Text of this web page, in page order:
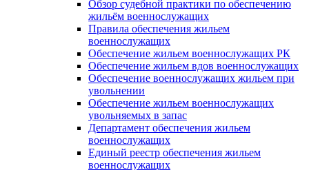
Обзор судебной практики по обеспечению
жильём военнослужащих
Правила обеспечения жильем
военнослужащих
Обеспечение жильем военнослужащих РК
Обеспечение жильем вдов военнослужащих
Обеспечение военнослужащих жильем при
увольнении
Обеспечение жильем военнослужащих
увольняемых в запас
Департамент обеспечения жильем
военнослужащих
Единый реестр обеспечения жильем
военнослужащих